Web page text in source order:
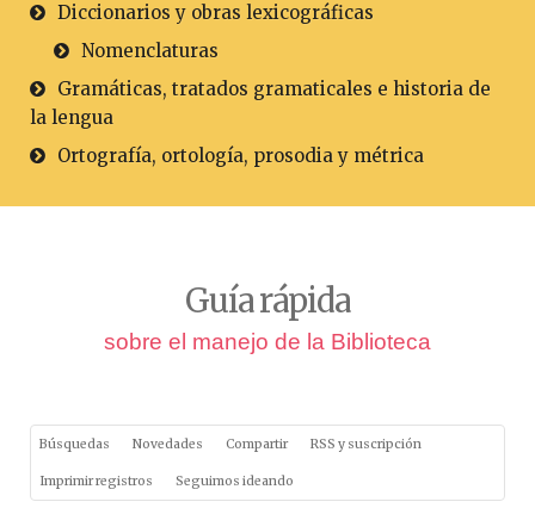
Diccionarios y obras lexicográficas
Nomenclaturas
Gramáticas, tratados gramaticales e historia de
la lengua
Ortografía, ortología, prosodia y métrica
Guía rápida
sobre el manejo de la Biblioteca
Búsquedas Novedades Compartir RSS y suscripción
Imprimir registros Seguimos ideando